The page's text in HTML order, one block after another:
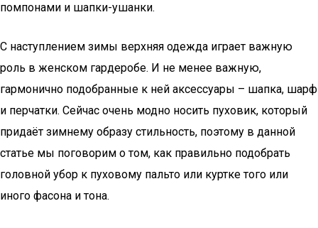
помпонами и шапки-ушанки.
С наступлением зимы верхняя одежда играет важную
роль в женском гардеробе. И не менее важную,
гармонично подобранные к ней аксессуары – шапка, шарф
и перчатки. Сейчас очень модно носить пуховик, который
придаёт зимнему образу стильность, поэтому в данной
статье мы поговорим о том, как правильно подобрать
головной убор к пуховому пальто или куртке того или
иного фасона и тона.